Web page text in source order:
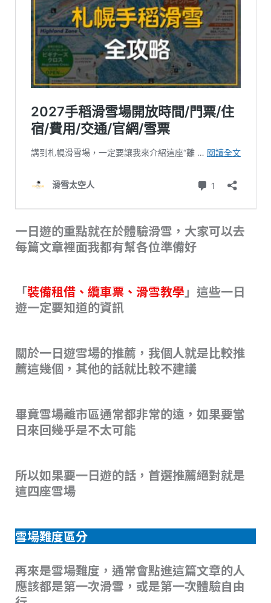
一日遊的重點就在於體驗滑雪，大家可以去
每篇文章裡面我都有幫各位準備好
「裝備租借、纜車票、滑雪教學」這些一日
遊一定要知道的資訊
關於一日遊雪場的推薦，我個人就是比較推
薦這幾個，其他的話就比較不建議
畢竟雪場離市區通常都非常的遠，如果要當
日來回幾乎是不太可能
所以如果要一日遊的話，首選推薦絕對就是
這四座雪場
雪場難度區分
再來是雪場難度，通常會點進這篇文章的人
應該都是第一次滑雪，或是第一次體驗自由